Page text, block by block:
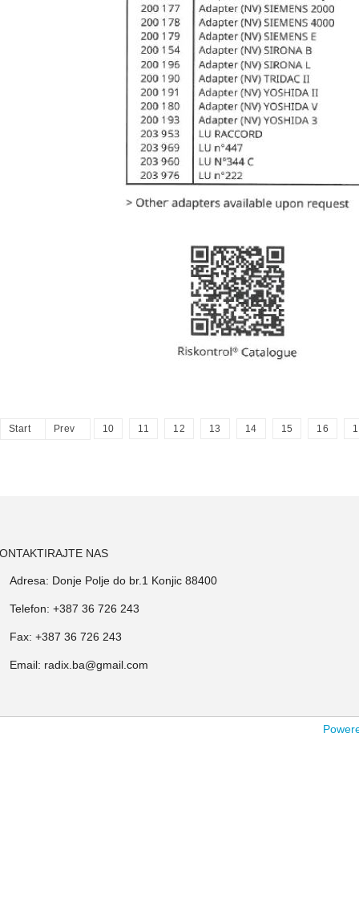
Start Prev 10 11 12 13 14 15 16
NAS
Adresa: Donje Polje do br.1 Konjic 88400
Telefon: +387 36 726 243
Fax: +387 36 726 243
Email: radix.ba@gmail.com